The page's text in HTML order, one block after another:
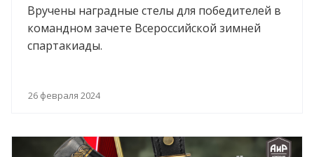
Вручены наградные стелы для победителей в
командном зачете Всероссийской зимней
спартакиады.
26 февраля 2024